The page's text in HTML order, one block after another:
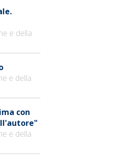
e della
e della
con
e della